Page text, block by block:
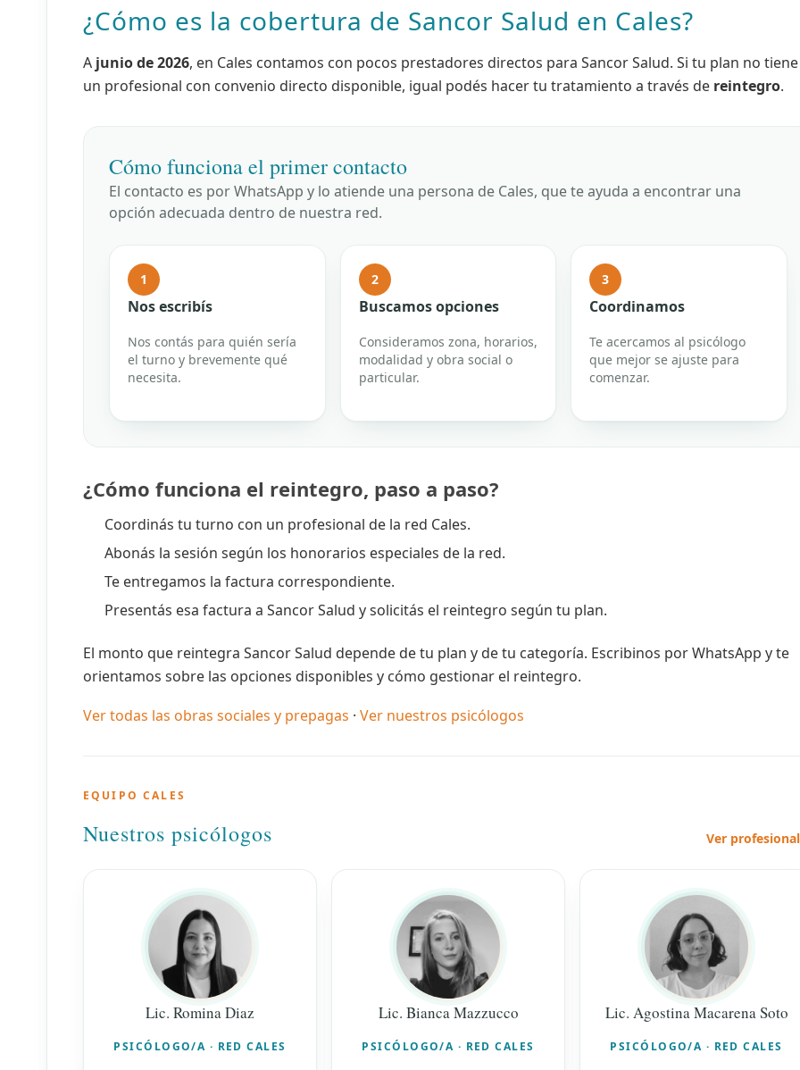
¿Cómo es la cobertura de Sancor Salud en Cales?
A junio de 2026, en Cales contamos con pocos prestadores directos para Sancor Salud. Si tu plan no tiene
un profesional con convenio directo disponible, igual podés hacer tu tratamiento a través de reintegro.
Cómo funciona el primer contacto
El contacto es por WhatsApp y lo atiende una persona de Cales, que te ayuda a encontrar una
opción adecuada dentro de nuestra red.
1
Nos escribís
Nos contás para quién sería
el turno y brevemente qué
necesita.
2
Buscamos opciones
Consideramos zona, horarios,
modalidad y obra social o
particular.
3
Coordinamos
Te acercamos al psicólogo
que mejor se ajuste para
comenzar.
¿Cómo funciona el reintegro, paso a paso?
Coordinás tu turno con un profesional de la red Cales.
Abonás la sesión según los honorarios especiales de la red.
Te entregamos la factura correspondiente.
Presentás esa factura a Sancor Salud y solicitás el reintegro según tu plan.
El monto que reintegra Sancor Salud depende de tu plan y de tu categoría. Escribinos por WhatsApp y te
orientamos sobre las opciones disponibles y cómo gestionar el reintegro.
Ver todas las obras sociales y prepagas · Ver nuestros psicólogos
EQUIPO CALES
Nuestros psicólogos Ver
Lic. Romina Diaz
PSICÓLOGO/A · RED CALES
Lic. Bianca Mazzucco
PSICÓLOGO/A · RED CALES
Lic. Agostina Macarena Soto
PSICÓLOGO/A · RED CALES